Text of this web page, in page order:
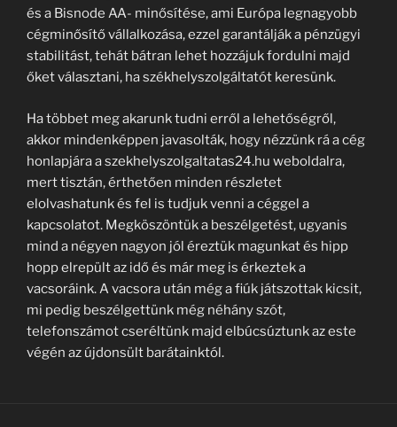
és a Bisnode AA- minősítése, ami Európa legnagyobb
cégminősítő vállalkozása, ezzel garantálják a pénzügyi
stabilitást, tehát bátran lehet hozzájuk fordulni majd
őket választani, ha székhelyszolgáltatót keresünk.
Ha többet meg akarunk tudni erről a lehetőségről,
akkor mindenképpen javasolták, hogy nézzünk rá a cég
honlapjára a szekhelyszolgaltatas24.hu weboldalra,
mert tisztán, érthetően minden részletet
elolvashatunk és fel is tudjuk venni a céggel a
kapcsolatot. Megköszöntük a beszélgetést, ugyanis
mind a négyen nagyon jól éreztük magunkat és hipp
hopp elrepült az idő és már meg is érkeztek a
vacsoráink. A vacsora után még a fiúk játszottak kicsit,
mi pedig beszélgettünk még néhány szót,
telefonszámot cseréltünk majd elbúcsúztunk az este
végén az újdonsült barátainktól.